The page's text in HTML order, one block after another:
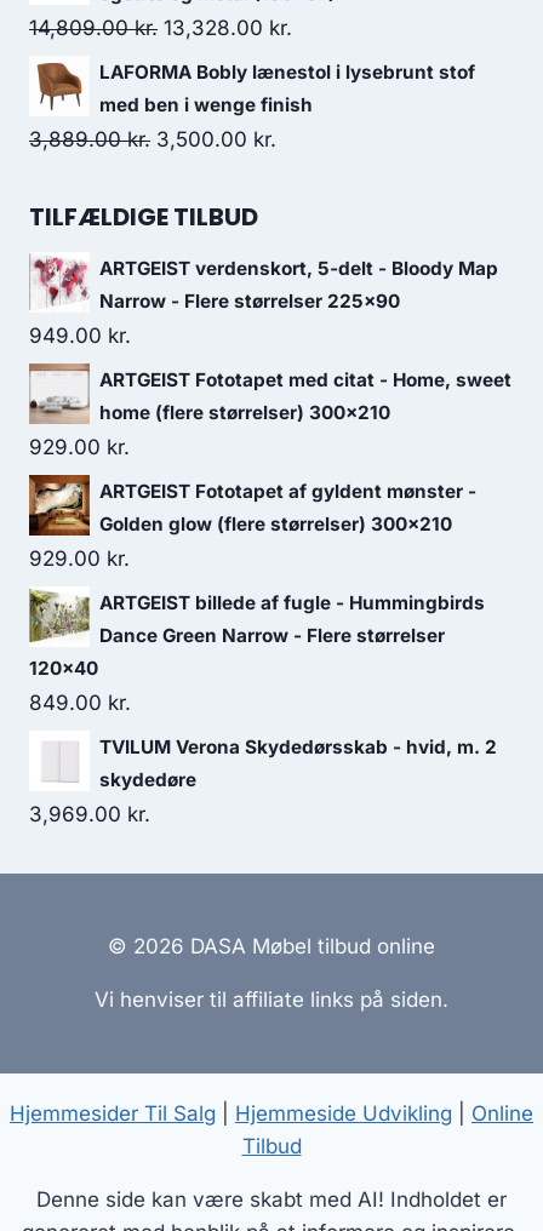
14,809.00kr. 13,328.00 kr.
LAFORMA Bobly lænestol i lysebrunt stof
med ben i wenge finish
3,889.00kr. 3,500.00 kr.
TILFÆLDIGE TILBUD
ARTGEIST verdenskort, 5-delt - Bloody Map
Narrow - Flere størrelser 225x90
949.00 kr.
ARTGEIST Fototapet med citat - Home, sweet
home (flere størrelser) 300x210
929.00 kr.
ARTGEIST Fototapet af gyldent mønster -
Golden glow (flere størrelser) 300x210
929.00 kr.
ARTGEIST billede af fugle - Hummingbirds
Dance Green Narrow - Flere størrelser
120x40
849.00 kr.
TVILUM Verona Skydedørsskab - hvid, m. 2
skydedøre
3,969.00 kr.
© 2026 DASA Møbel tilbud online
Vi henviser til affiliate links på siden.
Hjemmesider Til Salg Hjemmeside Udvikling
Online
Tilbud
Denne side kan være skabt med AI! Indholdet er